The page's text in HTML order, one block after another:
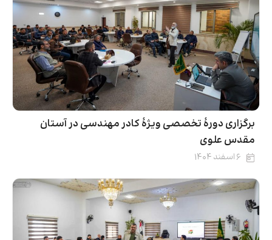
برگزاری دورۀ تخصصی ویژۀ کادر مهندسی در آستان
مقدس علوی
۶ اسفند ۱۴۰۴